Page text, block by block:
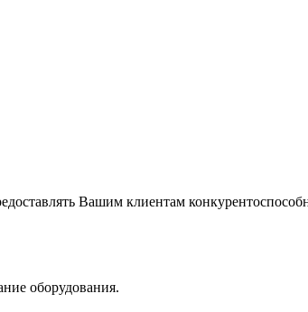
Вашим клиентам
оборудования.